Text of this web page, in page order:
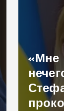
«Мне